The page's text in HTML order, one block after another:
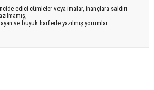
edici cümleler veya imalar, inançlara saldırı
ve büyük harflerle yazılmış yorumlar